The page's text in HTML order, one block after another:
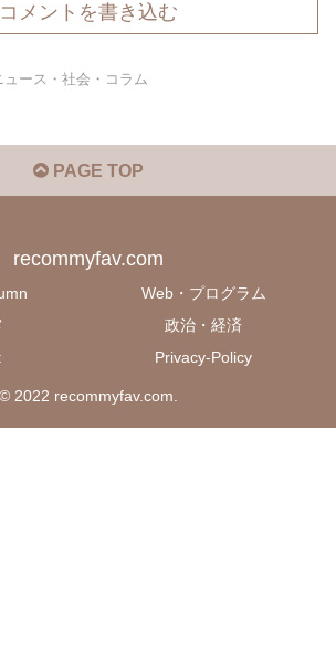
コメントを書き込む
ュース・社会・コラム
PAGE TOP
recommyfav.com
Web・プログラム
政治・経済
Privacy-Policy
© 2022 recommyfav.com.